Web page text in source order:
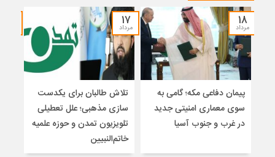
۱۸
مرداد
پیمان دفاعی مکه؛ گامی به
سوی معماری امنیتی جدید
در غرب و جنوب آسیا
۱۷
مرداد
تلاش طالبان برای یکدست
سازی مذهبی؛ علل تعطیلی
تلویزیون تمدن و حوزه علمیه
خاتم‌النبیین